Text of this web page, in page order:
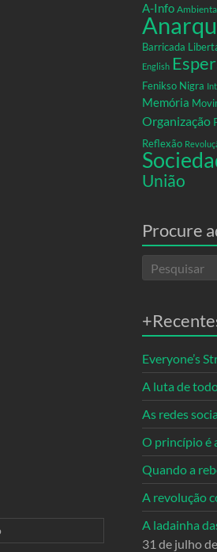
A-Info
Barricada
English
Fenikso Nigra
Memória
Organização
Reflexão
União
Procure
Everyone’s
A luta de
As redes
O princípio é
Quando a
A revolução
A ladainha
31 de julho